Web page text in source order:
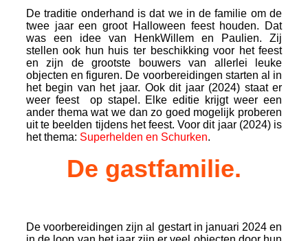
De traditie onderhand is dat we in de familie om de
twee jaar een groot Halloween feest houden. Dat
was een idee van HenkWillem en Paulien. Zij
stellen ook hun huis ter beschikking voor het feest
en zijn de grootste bouwers van allerlei leuke
objecten en figuren. De voorbereidingen starten al in
het begin van het jaar. Ook dit jaar (2024) staat er
weer feest op stapel. Elke editie krijgt weer een
ander thema wat we dan zo goed mogelijk proberen
uit te beelden tijdens het feest. Voor dit jaar (2024) is
het thema: Superhelden en Schurken.
De gastfamilie.
De voorbereidingen zijn al gestart in januari 2024 en